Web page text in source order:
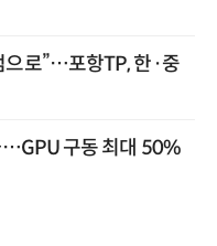
으로”…포항TP, 한·중
…GPU 구동 최대 50%